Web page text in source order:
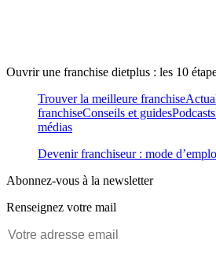
Ouvrir une franchise dietplus : les 10
Trouver la meilleure franchise
franchiseConseils et guidesPodcasts
médias
Devenir franchiseur : mode
Abonnez-vous à la newsletter
Renseignez votre mail